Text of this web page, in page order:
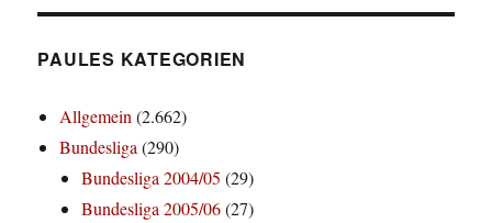
PAULES KATEGORIEN
Allgemein(2.662)
Bundesliga(290)
Bundesliga 2004/05 (29)
Bundesliga 2005/06(27)